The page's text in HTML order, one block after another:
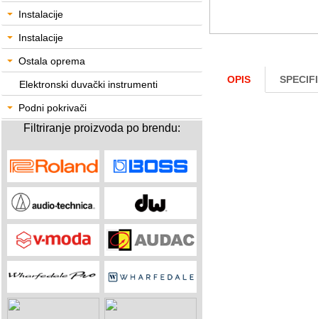
Instalacije
Instalacije
Ostala oprema
Elektronski duvački instrumenti
Podni pokrivači
Filtriranje proizvoda po brendu:
OPIS